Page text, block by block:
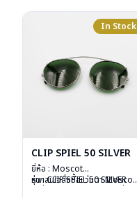
In Stock
CLIP SPIEL 50 SILVER
ยี่ห้อ : Moscot
รุ่น : CLIP SPIEL 50 SILVER
หากสนใจสั่งชื้อแว่นตา Moscot